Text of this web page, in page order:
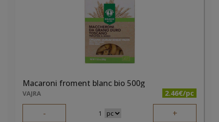
Macaroni froment blanc bio 500g
VAJRA 2.46€/pc
- 1 +